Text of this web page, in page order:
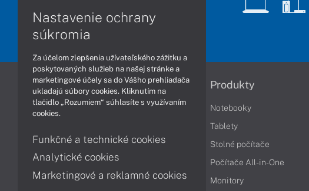
Informácie
Obchodné podmienky
Ochrana osobných údajov
Vrátenie tovaru
Vyhlásenie o prístupnosti
Produkty
Notebooky
Tablety
Stolné počítače
Počítače All-in-One
Monitory
Nastavenie ochrany
súkromia
Za účelom zlepšenia užívateľského zážitku a
poskytovaných služieb na našej stránke a
marketingové účely sa do Vášho prehliadača
ukladajú súbory cookies. Kliknutím na
tlačidlo „Rozumiem“ súhlasíte s využívaním
cookies.
Funkčné a technické cookies
Analytické cookies
Marketingové a reklamné cookies